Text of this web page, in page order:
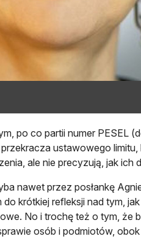
po co partii numer PESEL
ustawowego
ale nie precyzują, jak ich
nawet przez posłankę
karcie
do krótkiej refleksji nad tym,
No i trochę też o tym,
osób i podmiotów,